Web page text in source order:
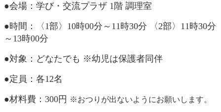
●会場：学び・交流プラザ 1階 調理室​
●時間：〈1部〉10時00分～11時30分 〈2部〉11時30分
～13時00分
●対象：どなたでも ※幼児は保護者同伴
●定員：各12名
●材料費：300円 ※おつりが出ないようにお願いします。